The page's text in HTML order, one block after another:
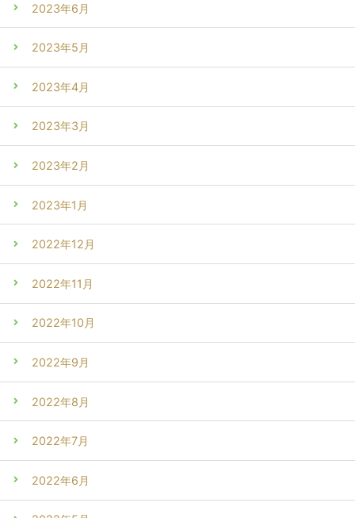
2023年6月
2023年5月
2023年4月
2023年3月
2023年2月
2023年1月
2022年12月
2022年11月
2022年10月
2022年9月
2022年8月
2022年7月
2022年6月